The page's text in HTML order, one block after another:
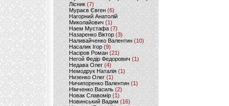
Лісник (7)
Мураєв Євген(6)
Нагорний Анатолій
Миколайович (1)
Наем Мустафа (7)
Назаренко Віктор (3)
Наливайченко Валентин (10)
Насалик Ігор(9)
Насіров Роман (21)
Негой Федір Федорович(1)
Недава Олег(4)
Немодрук Наталія(1)
Низенко Олег (1)
Ничипоренко Валентин (1)
Німченко Василь (2)
Новак Славомір (1)
Новинський Вадим (16)